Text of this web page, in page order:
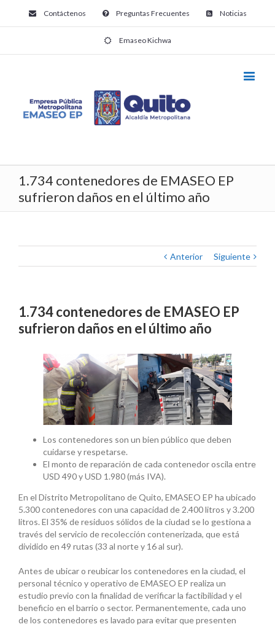
Contáctenos Preguntas Frecuentes Noticias
Emaseo Kichwa
1.734 contenedores de EMASEO EP
sufrieron daños en el último año
Anterior Siguiente
1.734 contenedores de EMASEO EP
sufrieron daños en el último año
Los contenedores son un bien público que deben
cuidarse y respetarse.
El monto de reparación de cada contenedor oscila entre
USD 490 y USD 1.980 (más IVA).
En el Distrito Metropolitano de Quito, EMASEO EP ha ubicado
5.300 contenedores con una capacidad de 2.400 litros y 3.200
litros. El 35% de residuos sólidos de la ciudad se lo gestiona a
través del servicio de recolección contenerizada, que está
dividido en 49 rutas (33 al norte y 16 al sur).
Antes de ubicar o reubicar los contenedores en la ciudad, el
personal técnico y operativo de EMASEO EP realiza un
estudio previo con la finalidad de verificar la factibilidad y el
beneficio en el barrio o sector. Permanentemente, cada uno
de los contenedores es lavado para evitar que presenten